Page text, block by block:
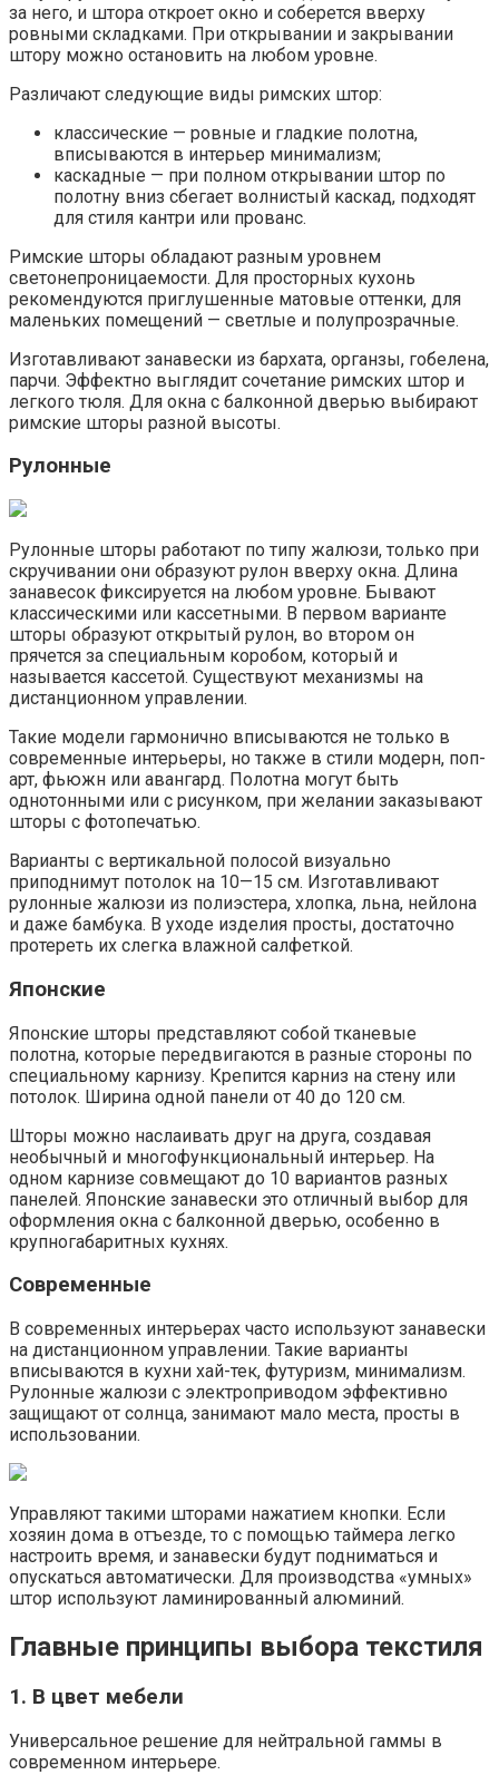
за него, и штора откроет окно и соберется вверху
ровными складками. При открывании и закрывании
штору можно остановить на любом уровне.
Различают следующие виды римских штор:
классические — ровные и гладкие полотна,
вписываются в интерьер минимализм;
каскадные — при полном открывании штор по
полотну вниз сбегает волнистый каскад, подходят
для стиля кантри или прованс.
Римские шторы обладают разным уровнем
светонепроницаемости. Для просторных кухонь
рекомендуются приглушенные матовые оттенки, для
маленьких помещений — светлые и полупрозрачные.
Изготавливают занавески из бархата, органзы, гобелена,
парчи. Эффектно выглядит сочетание римских штор и
легкого тюля. Для окна с балконной дверью выбирают
римские шторы разной высоты.
Рулонные
Рулонные шторы работают по типу жалюзи, только при
скручивании они образуют рулон вверху окна. Длина
занавесок фиксируется на любом уровне. Бывают
классическими или кассетными. В первом варианте
шторы образуют открытый рулон, во втором он
прячется за специальным коробом, который и
называется кассетой. Существуют механизмы на
дистанционном управлении.
Такие модели гармонично вписываются не только в
современные интерьеры, но также в стили модерн, поп-
арт, фьюжн или авангард. Полотна могут быть
однотонными или с рисунком, при желании заказывают
шторы с фотопечатью.
Варианты с вертикальной полосой визуально
приподнимут потолок на 10—15 см. Изготавливают
рулонные жалюзи из полиэстера, хлопка, льна, нейлона
и даже бамбука. В уходе изделия просты, достаточно
протереть их слегка влажной салфеткой.
Японские
Японские шторы представляют собой тканевые
полотна, которые передвигаются в разные стороны по
специальному карнизу. Крепится карниз на стену или
потолок. Ширина одной панели от 40 до 120 см.
Шторы можно наслаивать друг на друга, создавая
необычный и многофункциональный интерьер. На
одном карнизе совмещают до 10 вариантов разных
панелей. Японские занавески это отличный выбор для
оформления окна с балконной дверью, особенно в
крупногабаритных кухнях.
Современные
В современных интерьерах часто используют занавески
на дистанционном управлении. Такие варианты
вписываются в кухни хай-тек, футуризм, минимализм.
Рулонные жалюзи с электроприводом эффективно
защищают от солнца, занимают мало места, просты в
использовании.
Управляют такими шторами нажатием кнопки. Если
хозяин дома в отъезде, то с помощью таймера легко
настроить время, и занавески будут подниматься и
опускаться автоматически. Для производства «умных»
штор используют ламинированный алюминий.
Главные принципы выбора текстиля
1. В цвет мебели
Универсальное решение для нейтральной гаммы в
современном интерьере.